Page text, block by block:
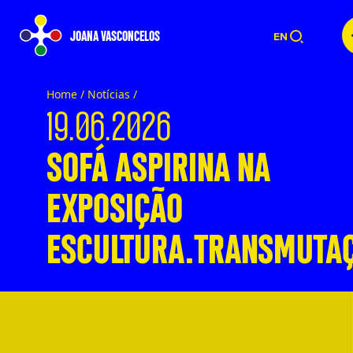
JOANA VASCONCELOS EN
Home / Notícias /
19.06.2026
SOFÁ ASPIRINA NA
EXPOSIÇÃO